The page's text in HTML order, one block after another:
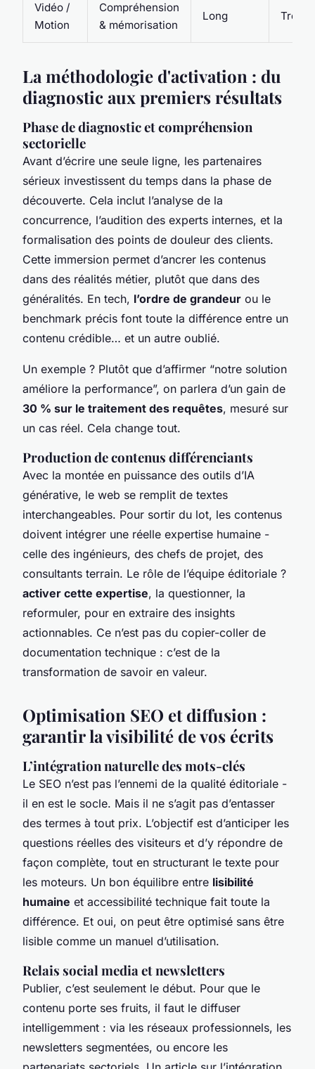
Vidéo /
Motion
Compréhension
& mémorisation
Long Très
La méthodologie d'activation : du
diagnostic aux premiers résultats
Phase de diagnostic et compréhension
sectorielle
Avant d’écrire une seule ligne, les partenaires
sérieux investissent du temps dans la phase de
découverte. Cela inclut l’analyse de la
concurrence, l’audition des experts internes, et la
formalisation des points de douleur des clients.
Cette immersion permet d’ancrer les contenus
dans des réalités métier, plutôt que dans des
généralités. En tech, l’ordre de grandeur ou le
benchmark précis font toute la différence entre un
contenu crédible… et un autre oublié.
Un exemple ? Plutôt que d’affirmer “notre solution
améliore la performance”, on parlera d’un gain de
30 % sur le traitement des requêtes, mesuré sur
un cas réel. Cela change tout.
Production de contenus différenciants
Avec la montée en puissance des outils d’IA
générative, le web se remplit de textes
interchangeables. Pour sortir du lot, les contenus
doivent intégrer une réelle expertise humaine -
celle des ingénieurs, des chefs de projet, des
consultants terrain. Le rôle de l’équipe éditoriale ?
activer cette expertise, la questionner, la
reformuler, pour en extraire des insights
actionnables. Ce n’est pas du copier-coller de
documentation technique : c’est de la
transformation de savoir en valeur.
Optimisation SEO et diffusion :
garantir la visibilité de vos écrits
L’intégration naturelle des mots-clés
Le SEO n’est pas l’ennemi de la qualité éditoriale -
il en est le socle. Mais il ne s’agit pas d’entasser
des termes à tout prix. L’objectif est d’anticiper les
questions réelles des visiteurs et d’y répondre de
façon complète, tout en structurant le texte pour
les moteurs. Un bon équilibre entre lisibilité
humaine et accessibilité technique fait toute la
différence. Et oui, on peut être optimisé sans être
lisible comme un manuel d’utilisation.
Relais social media et newsletters
Publier, c’est seulement le début. Pour que le
contenu porte ses fruits, il faut le diffuser
intelligemment : via les réseaux professionnels, les
newsletters segmentées, ou encore les